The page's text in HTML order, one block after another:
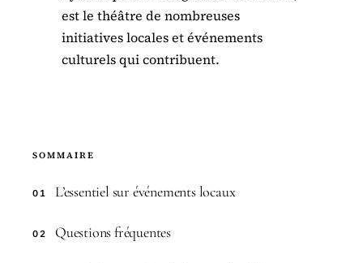
est le théâtre de nombreuses
initiatives locales et événements
culturels qui contribuent.
SOMMAIRE
01 L’essentiel sur événements locaux
02 Questions fréquentes